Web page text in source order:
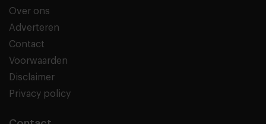
Over ons
Adverteren
Contact
Voorwaarden
Disclaimer
Privacy policy